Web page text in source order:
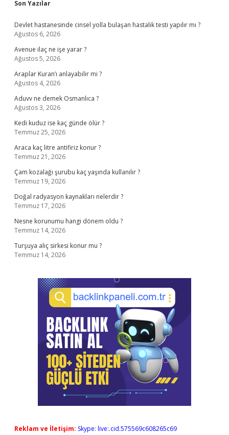
Sidebar
Son Yazılar
Devlet hastanesinde cinsel yolla bulaşan hastalık testi yapılır mı ?
Ağustos 6, 2026
Avenue ilaç ne işe yarar ?
Ağustos 5, 2026
Araplar Kuran’ı anlayabilir mi ?
Ağustos 4, 2026
Aduvv ne demek Osmanlıca ?
Ağustos 3, 2026
Kedi kuduz ise kaç günde ölür ?
Temmuz 25, 2026
Araca kaç litre antifiriz konur ?
Temmuz 21, 2026
Çam kozalağı şurubu kaç yaşında kullanılır ?
Temmuz 19, 2026
Doğal radyasyon kaynakları nelerdir ?
Temmuz 17, 2026
Nesne korunumu hangi dönem oldu ?
Temmuz 14, 2026
Turşuya alıç sirkesi konur mu ?
Temmuz 14, 2026
Reklam ve İletişim: Skype: live:.cid.575569c608265c69